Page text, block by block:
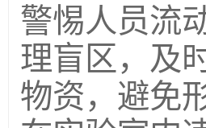
警惕人员流
理盲区，及
物资，避免